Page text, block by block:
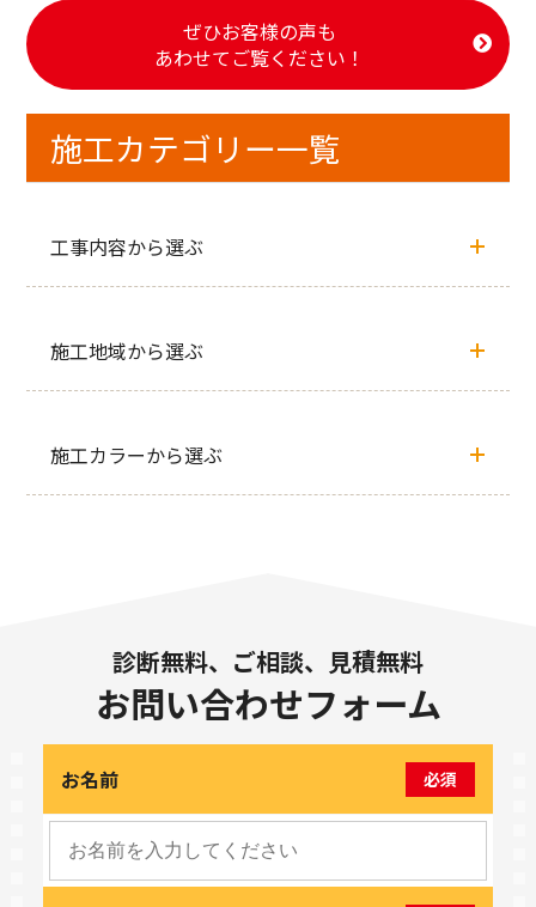
ぜひお客様の声も
あわせてご覧ください！
施工カテゴリー一覧
工事内容から選ぶ
施工地域から選ぶ
施工カラーから選ぶ
診断無料、ご相談、見積無料
お問い合わせフォーム
お名前 必須